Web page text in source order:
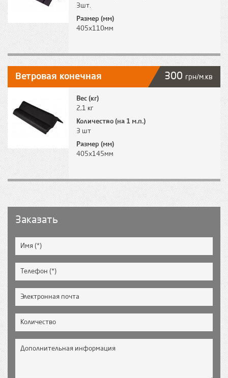
3шт.
Размер (мм)
405х110мм
Вес (кг)
2,1 кг
Количество (на 1 м.п.)
3 шт
Размер (мм)
405х145мм
Ветровая конечная 300 грн/м.кв
Заказать